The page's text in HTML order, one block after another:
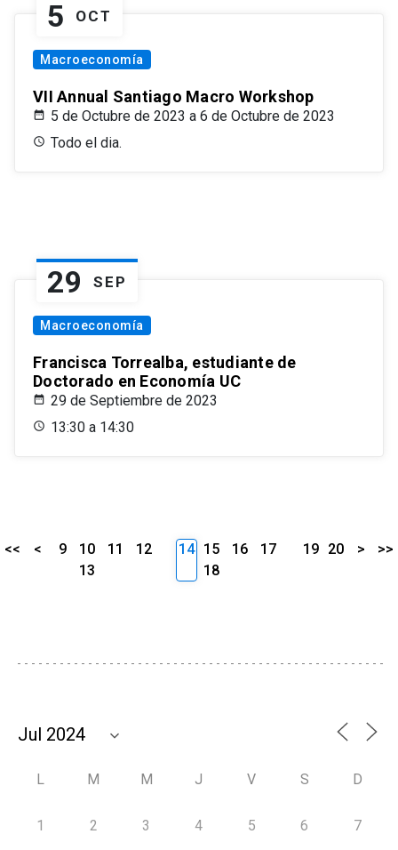
5 OCT
Macroeconomía
VII Annual Santiago Macro Workshop
5 de Octubre de 2023 a 6 de Octubre de 2023
Todo el dia.
29 SEP
Macroeconomía
Francisca Torrealba, estudiante de
Doctorado en Economía UC
29 de Septiembre de 2023
13:30 a 14:30
<< < 9 10 11
12
13
14 15 16
17
18
19 20 > >>
L M M J V S D
1 2 3 4 5 6 7